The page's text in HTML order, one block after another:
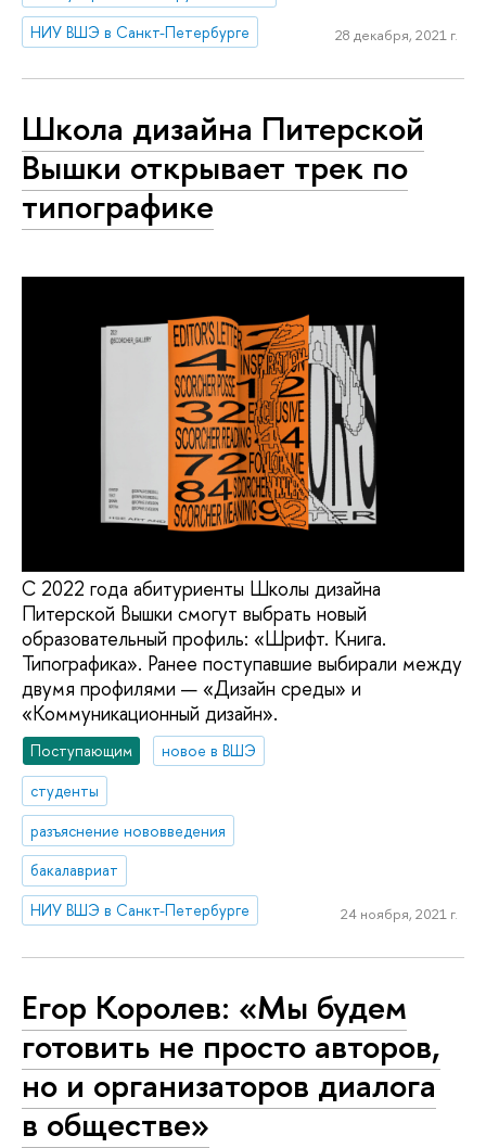
НИУ ВШЭ в Санкт-Петербурге
28 декабря, 2021 г.
Школа дизайна Питерской
Вышки открывает трек по
типографике
С 2022 года абитуриенты Школы дизайна
Питерской Вышки смогут выбрать новый
образовательный профиль: «Шрифт. Книга.
Типографика». Ранее поступавшие выбирали между
двумя профилями — «Дизайн среды» и
«Коммуникационный дизайн».
Поступающим
новое в ВШЭ
студенты
разъяснение нововведения
бакалавриат
НИУ ВШЭ в Санкт-Петербурге
24 ноября, 2021 г.
Егор Королев: «Мы будем
готовить не просто авторов,
но и организаторов диалога
в обществе»